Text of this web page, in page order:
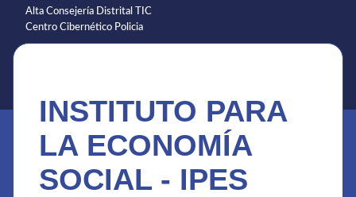
Alta Consejería Distrital TIC
Centro Cibernético Policia
INSTITUTO PARA
LA ECONOMÍA
SOCIAL - IPES